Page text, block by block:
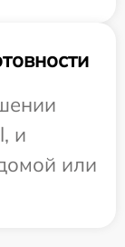
и
или